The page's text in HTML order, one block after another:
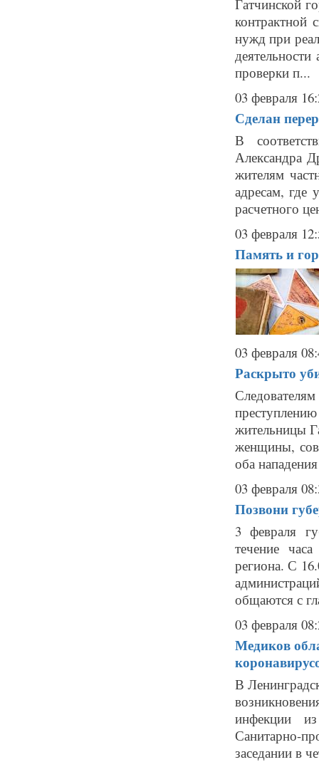
Гатчинской
контрактной
нужд при
проверки п...
03 февраля
Сделан
В
Александра
жителям
адресам, где
расчетного
03 февраля
Память и
03 февраля
Раскрыто
Следователям
жительницы
женщины,
оба
03 февраля
Позвони
3 февраля
течение
региона. С
общаются с
03 февраля
Медиков
В
инфекции
Санитарно-
заседании в